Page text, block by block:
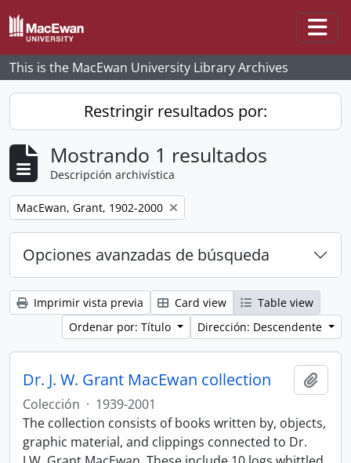
Skip to main content
This is the MacEwan University Library Archives
Restringir resultados por:
Mostrando 1 resultados
Descripción archivística
Remove filter:
MacEwan, Grant, 1902-2000
Opciones avanzadas de búsqueda
Imprimir vista previa Card view
Table view
Ordenar por: Título
Dirección: Descendente
Dr. J. W. Grant MacEwan collection
Colección · 1939-2001
The collection consists of books written by, objects,
graphic material, and clippings connected to Dr.